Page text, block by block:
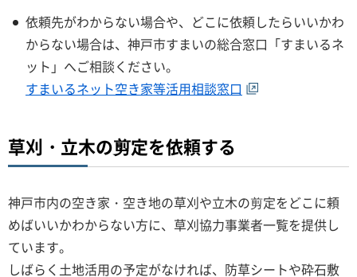
依頼先がわからない場合や、どこに依頼したらいいかわ
からない場合は、神戸市すまいの総合窓口「すまいるネ
ット」へご相談ください。
すまいるネット空き家等活用相談窓口
草刈・立木の剪定を依頼する
神戸市内の空き家・空き地の草刈や立木の剪定をどこに頼
めばいいかわからない方に、草刈協力事業者一覧を提供し
ています。
しばらく土地活用の予定がなければ、防草シートや砕石敷